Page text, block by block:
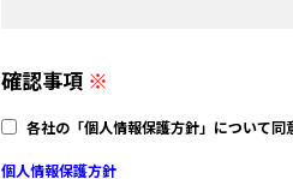
※は必須項目になります